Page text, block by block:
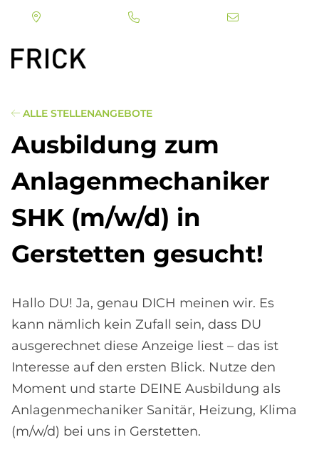
InhaltALLE STELLENANGEBOTE
Aus­bil­dung zum
An­la­gen­me­cha­ni­ker
SHK (m/w/d) in
Ger­stet­ten ge­su­cht!
Hallo DU! Ja, genau DICH meinen wir. Es
kann nämlich kein Zufall sein, dass DU
ausgerechnet diese Anzeige liest – das ist
Interesse auf den ersten Blick. Nutze den
Moment und starte DEINE Ausbildung als
Anlagenmechaniker Sanitär, Heizung, Klima
(m/w/d) bei uns in Gerstetten.